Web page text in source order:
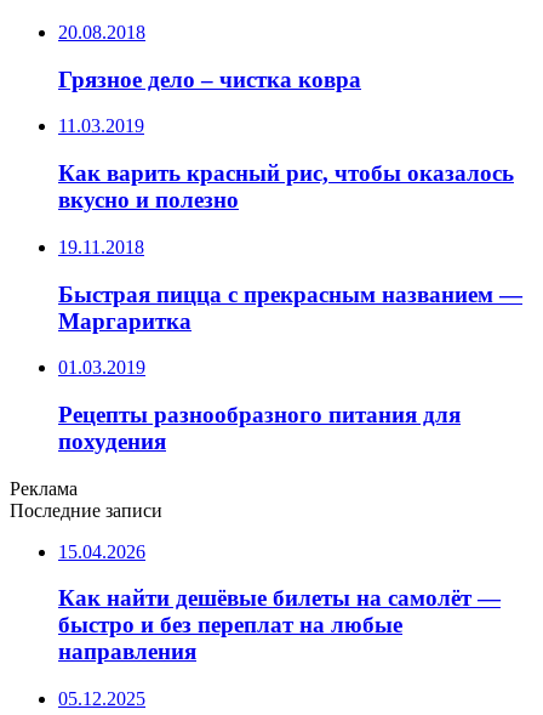
20.08.2018
Грязное дело – чистка ковра
11.03.2019
Как варить красный рис, чтобы оказалось
вкусно и полезно
19.11.2018
Быстрая пицца с прекрасным названием —
Маргаритка
01.03.2019
Рецепты разнообразного питания для
похудения
Реклама
Последние записи
15.04.2026
Как найти дешёвые билеты на самолёт —
быстро и без переплат на любые
направления
05.12.2025